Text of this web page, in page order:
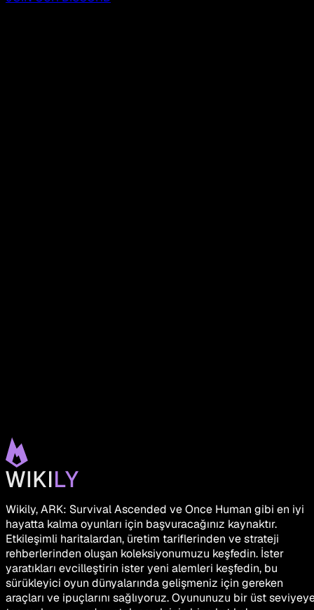
Wikily, ARK: Survival Ascended ve Once Human gibi en iyi
hayatta kalma oyunları için başvuracağınız kaynaktır.
Etkileşimli haritalardan, üretim tariflerinden ve strateji
rehberlerinden oluşan koleksiyonumuzu keşfedin. İster
yaratıkları evcilleştirin ister yeni alemleri keşfedin, bu
sürükleyici oyun dünyalarında gelişmeniz için gereken
araçları ve ipuçlarını sağlıyoruz. Oyununuzu bir üst